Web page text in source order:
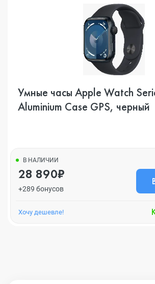
Умные часы Apple Watch
Aluminium Case GPS, черный
В НАЛИЧИИ
28 890₽
+289 бонусов
Хочу дешевле!